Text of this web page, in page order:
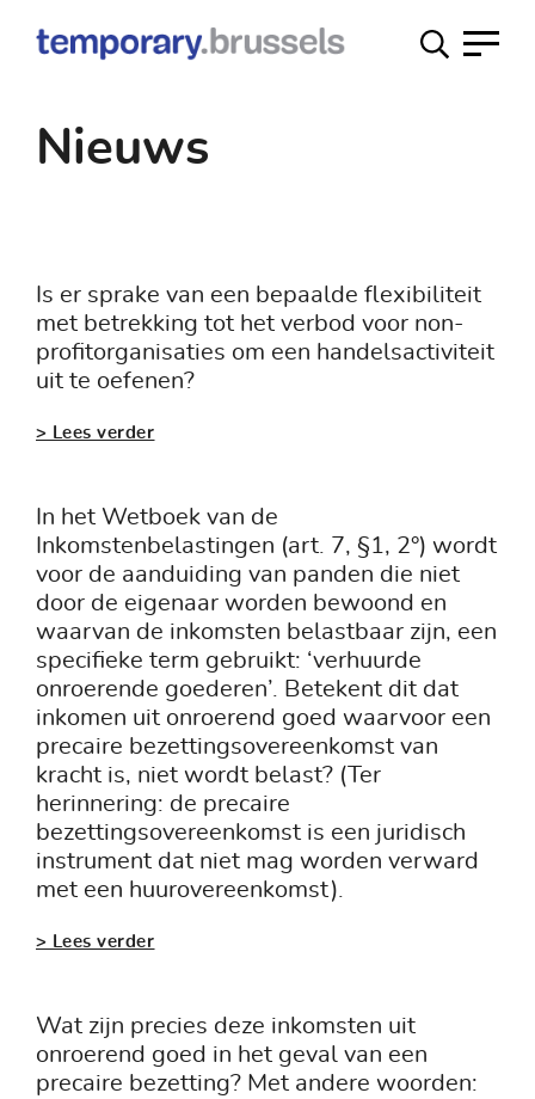
gebruik
Nieuws
Is er sprake van een bepaalde flexibiliteit
met betrekking tot het verbod voor non-
profitorganisaties om een ​​handelsactiviteit
uit te oefenen?
> Lees verder
In het Wetboek van de
Inkomstenbelastingen (art. 7, §1, 2°) wordt
voor de aanduiding van panden die niet
door de eigenaar worden bewoond en
waarvan de inkomsten belastbaar zijn, een
specifieke term gebruikt: ‘verhuurde
onroerende goederen’. Betekent dit dat
inkomen uit onroerend goed waarvoor een
precaire bezettingsovereenkomst van
kracht is, niet wordt belast? (Ter
herinnering: de precaire
bezettingsovereenkomst is een juridisch
instrument dat niet mag worden verward
met een huurovereenkomst).
> Lees verder
Wat zijn precies deze inkomsten uit
onroerend goed in het geval van een
precaire bezetting? Met andere woorden: